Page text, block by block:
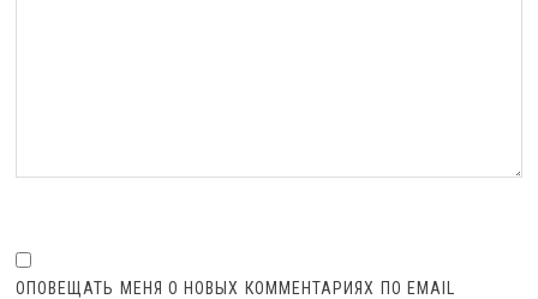
ОПОВЕЩАТЬ МЕНЯ О НОВЫХ КОММЕНТАРИЯХ ПО EMAIL